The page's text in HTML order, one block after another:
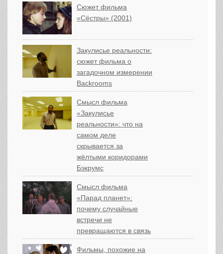
Сюжет фильма
«Сёстры» (2001)
Закулисье реальности:
сюжет фильма о
загадочном измерении
Backrooms
Смысл фильма
«Закулисье
реальности»: что на
самом деле
скрывается за
жёлтыми коридорами
Бэкрумс
Смысл фильма
«Парад планет»:
почему случайные
встречи не
превращаются в связь
Фильмы, похожие на